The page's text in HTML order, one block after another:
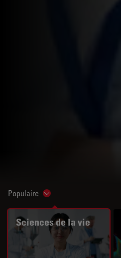
Populaire Show subnavigation
Sciences de la vie